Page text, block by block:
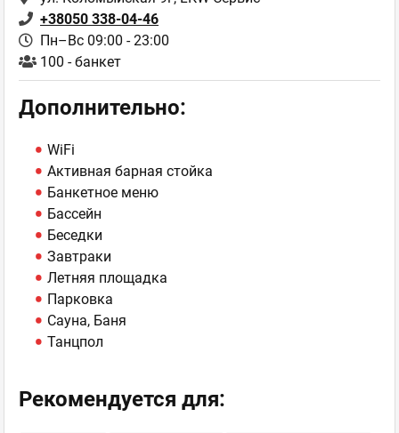
+38050 338-04-46
Пн–Вс 09:00 - 23:00
100 - банкет
Дополнительно:
WiFi
Активная барная стойка
Банкетное меню
Бассейн
Беседки
Завтраки
Летняя площадка
Парковка
Сауна, Баня
Танцпол
Рекомендуется для: